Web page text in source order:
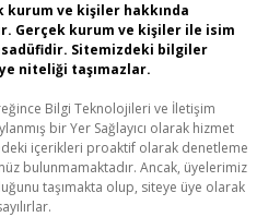
kurum ve kişiler hakkında
Gerçek kurum ve kişiler ile isim
Sitemizdeki bilgiler
niteliği taşımazlar.
Bilgi Teknolojileri ve İletişim
bir Yer Sağlayıcı olarak hizmet
içerikleri proaktif olarak denetleme
bulunmamaktadır. Ancak, üyelerimiz
taşımakta olup, siteye üye olarak